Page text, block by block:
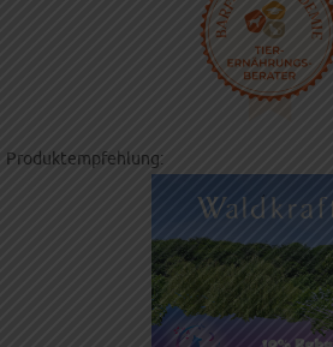
Produktempfehlung: